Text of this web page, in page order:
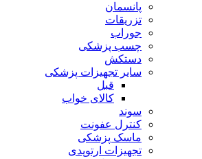
پانسمان
تزریقات
جوراب
چسب پزشکی
دستکش
سایر تجهیزات پزشکی
قبل
کالای خواب
سوند
کنترل عفونت
ماسک پزشکی
تجهیزات ارتوپدی